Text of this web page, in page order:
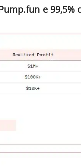
e 99,5%